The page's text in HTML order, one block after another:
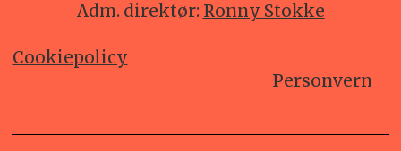
Adm. direktør: Ronny Stokke
Cookiepolicy
Personvern